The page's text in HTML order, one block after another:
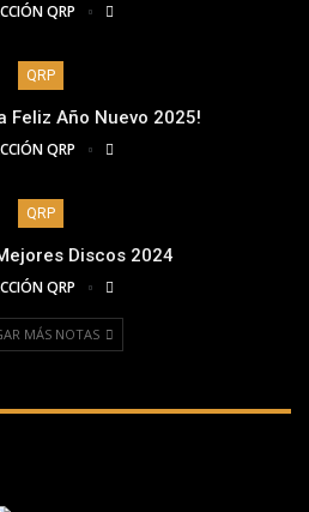
QRP
QRP
Feliz Año Nuevo 2025!
QRP
QRP
Discos 2024
QRP
MÁS NOTAS